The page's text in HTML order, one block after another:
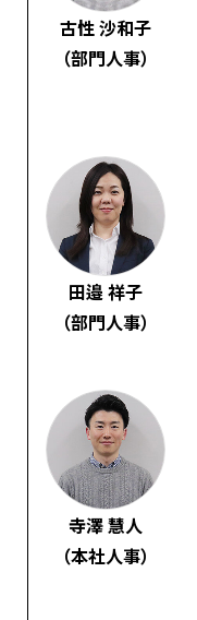
古性 沙和子
（部門人事）
田邉 祥子
（部門人事）
寺澤 慧人
（本社人事）